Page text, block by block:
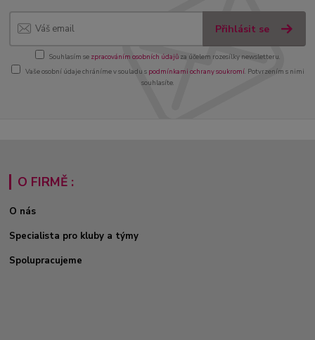
Přihlásit se
Souhlasím se zpracováním osobních údajůza účelem rozesílky newsletteru.
Vaše osobní údaje chráníme v souladu s podmínkami ochrany soukromí. Potvrzením s nimi
souhlasíte.
O FIRMĚ :
O nás
Specialista pro kluby a týmy
Spolupracujeme